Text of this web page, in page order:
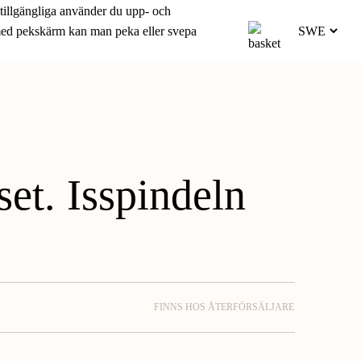
använder du upp- och
pekskärm kan man peka eller svepa
Isspindeln
FINNS HOS ÅTERFÖRSÄLJARE